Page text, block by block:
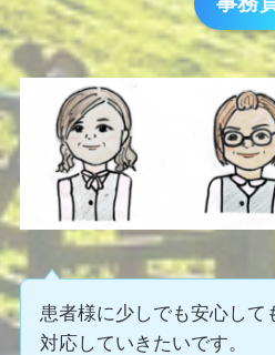
患者様に少しでも安心して
対応していきたいです。